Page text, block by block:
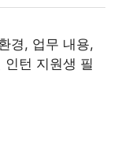
경, 업무 내용,
턴 지원생 필